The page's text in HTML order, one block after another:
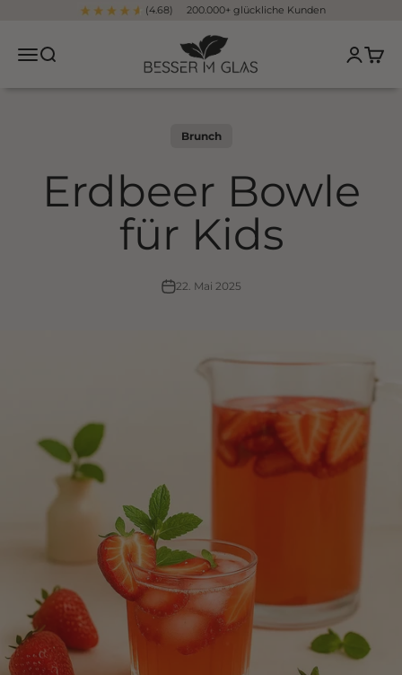
Zum Inhalt springen (4.68) 200.000+ glückliche Kunden
Navigationsmenü öffnen
Suche öffnen
Besser im Glas
Brunch
Erdbeer Bowle
für Kids
22. Mai 2025